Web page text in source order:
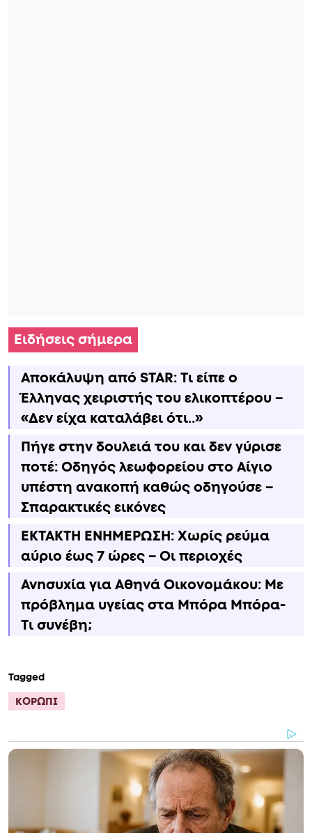
Ειδήσεις σήμερα
Αποκάλυψη από STAR: Τι είπε ο
Έλληνας χειριστής του ελικοπτέρου –
«Δεν είχα καταλάβει ότι..»
Πήγε στην δουλειά του και δεν γύρισε
ποτέ: Οδηγός λεωφορείου στο Αίγιο
υπέστη ανακοπή καθώς οδηγούσε –
Σπαρακτικές εικόνες
ΕΚΤΑΚΤΗ ΕΝΗΜΕΡΩΣΗ: Χωρίς ρεύμα
αύριο έως 7 ώρες – Οι περιοχές
Ανnσυxία για Αθηνά Οικονομάκου: Με
πρόβλημα υγείας στα Μπόρα Μπόρα-
Τι συνέβη;
Tagged
ΚΟΡΩΠΙ